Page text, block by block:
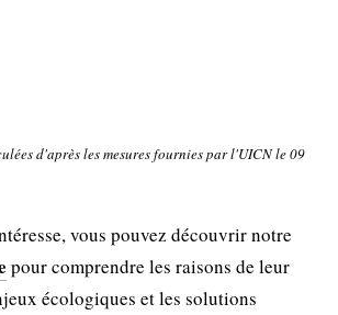
d'après les mesures fournies par l'UICN le 09
vous pouvez découvrir notre
pour comprendre les raisons de leur
écologiques et les solutions